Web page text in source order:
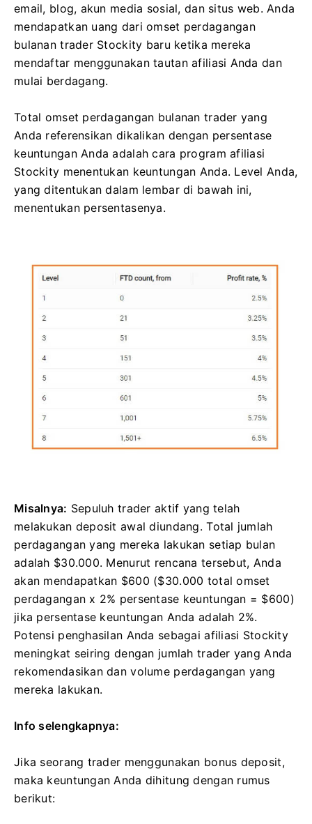
email, blog, akun media sosial, dan situs web. Anda
mendapatkan uang dari omset perdagangan
bulanan trader Stockity baru ketika mereka
mendaftar menggunakan tautan afiliasi Anda dan
mulai berdagang.
Total omset perdagangan bulanan trader yang
Anda referensikan dikalikan dengan persentase
keuntungan Anda adalah cara program afiliasi
Stockity menentukan keuntungan Anda. Level Anda,
yang ditentukan dalam lembar di bawah ini,
menentukan persentasenya.
Misalnya: Sepuluh trader aktif yang telah
melakukan deposit awal diundang. Total jumlah
perdagangan yang mereka lakukan setiap bulan
adalah $30.000. Menurut rencana tersebut, Anda
akan mendapatkan $600 ($30.000 total omset
perdagangan x 2% persentase keuntungan = $600)
jika persentase keuntungan Anda adalah 2%.
Potensi penghasilan Anda sebagai afiliasi Stockity
meningkat seiring dengan jumlah trader yang Anda
rekomendasikan dan volume perdagangan yang
mereka lakukan.
Info selengkapnya:
Jika seorang trader menggunakan bonus deposit,
maka keuntungan Anda dihitung dengan rumus
berikut: